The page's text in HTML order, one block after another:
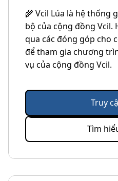
🌾 Vcil Lúa là hệ thống
bộ của cộng đồng Vcil.
qua các đóng góp cho
để tham gia chương
vụ của cộng đồng Vcil.
Truy
Tìm